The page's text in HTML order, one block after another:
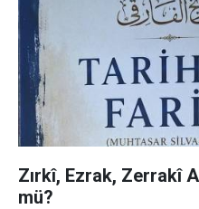
Zırkî, Ezrak, Zerrakî
mü?